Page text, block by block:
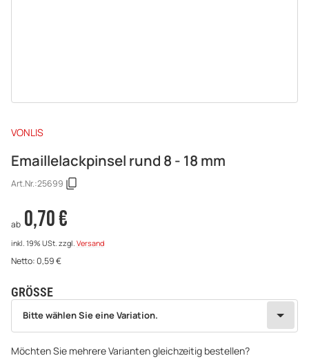
VONLIS
Emaillelackpinsel rund 8 - 18 mm
Art.Nr.:25699
ab 0,70 €
inkl. 19% USt. zzgl. Versand
Netto:0,59€
GRÖSSE
wählen
Bitte wählen Sie eine Variation.
Möchten Sie mehrere Varianten gleichzeitig bestellen?